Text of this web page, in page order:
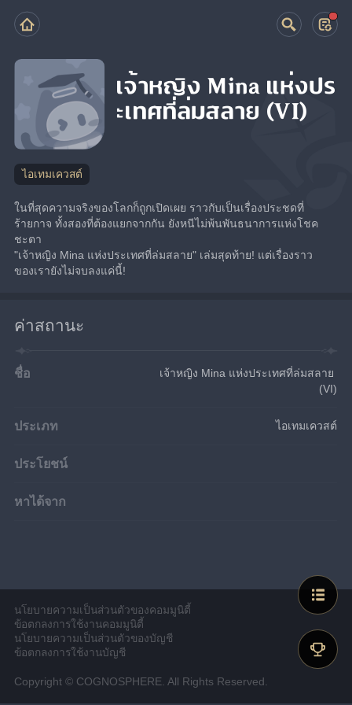
เจ้าหญิง Mina แห่งปร
ะเทศที่ล่มสลาย (VI)
ไอเทมเควสต์
ในที่สุดความจริงของโลกก็ถูกเปิดเผย ราวกับเป็นเรื่องประชดที่
ร้ายกาจ ทั้งสองที่ต้องแยกจากกัน ยังหนีไม่พ้นพันธนาการแห่งโชค
ชะตา
"เจ้าหญิง Mina แห่งประเทศที่ล่มสลาย" เล่มสุดท้าย! แต่เรื่องราว
ของเรายังไม่จบลงแค่นี้!
ค่าสถานะ
ชื่อ
เจ้าหญิง Mina แห่งประเทศที่ล่มสลาย
(VI)
ประเภท ไอเทมเควสต์
ประโยชน์
หาได้จาก
นโยบายความเป็นส่วนตัวของคอมมูนิตี้
ข้อตกลงการใช้งานคอมมูนิตี้
นโยบายความเป็นส่วนตัวของบัญชี
ข้อตกลงการใช้งานบัญชี
Copyright © COGNOSPHERE. All Rights Reserved.